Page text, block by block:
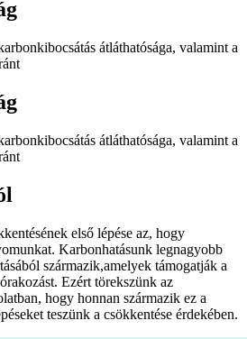
átláthatósága, valamint a
átláthatósága, valamint a
első lépése az, hogy
Karbonhatásunk legnagyobb
származik,amelyek támogatják a
Ezért törekszünk az
hogy honnan származik ez a
teszünk a csökkentése érdekében.